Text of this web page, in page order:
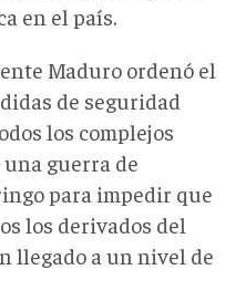
en el país.
Maduro ordenó el
de seguridad
los complejos
una guerra de
para impedir que
los derivados del
llegado a un nivel de